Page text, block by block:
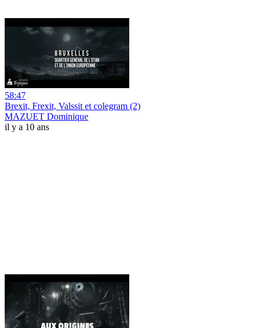
58:47
Brexit, Frexit, Valssit et colegram (2)
MAZUET Dominique
il y a 10 ans